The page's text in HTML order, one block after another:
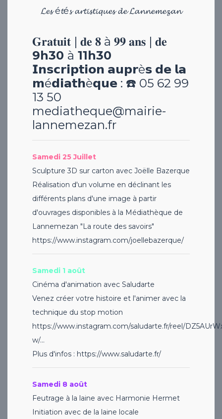
𝓛𝓮𝓼 é𝓽é𝓼 𝓪𝓻𝓽𝓲𝓼𝓽𝓲𝓺𝓾𝓮𝓼 𝓭𝓮 𝓛𝓪𝓷𝓷𝓮𝓶𝓮𝔃𝓪𝓷
𝐆𝐫𝐚𝐭𝐮𝐢𝐭 | 𝐝𝐞 𝟖 à 𝟗𝟗 𝐚𝐧𝐬 | 𝐝𝐞
9h30 à 11h30
𝗜𝗻𝘀𝗰𝗿𝗶𝗽𝘁𝗶𝗼𝗻 𝗮𝘂𝗽𝗿è𝘀 𝗱𝗲 𝗹𝗮
𝗺é𝗱𝗶𝗮𝘁𝗵è𝗾𝘂𝗲 : ☎️ 05 62 99
13 50
mediatheque@mairie-
lannemezan.fr
Samedi 25 Juillet
Sculpture 3D sur carton avec Joëlle Bazerque
Réalisation d'un volume en déclinant les
différents plans d'une image à partir
d'ouvrages disponibles à la Médiathèque de
Lannemezan "La route des savoirs"
https://www.instagram.com/joellebazerque/
Samedi 1 août
Cinéma d'animation avec Saludarte
Venez créer votre histoire et l'animer avec la
technique du stop motion
https://www.instagram.com/saludarte.fr/reel/
w/...
Plus d'infos : https://www.saludarte.fr/
Samedi 8 août
Feutrage à la laine avec Harmonie Hermet
Initiation avec de la laine locale